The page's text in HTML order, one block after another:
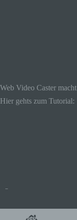
Web Video Caster
Hier gehts zum Tutorial:
–